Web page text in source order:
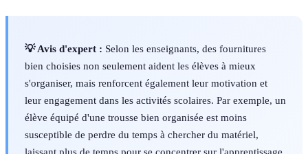
💡 Avis d'expert : Selon les enseignants, des fournitures
bien choisies non seulement aident les élèves à mieux
s'organiser, mais renforcent également leur motivation et
leur engagement dans les activités scolaires. Par exemple, un
élève équipé d'une trousse bien organisée est moins
susceptible de perdre du temps à chercher du matériel,